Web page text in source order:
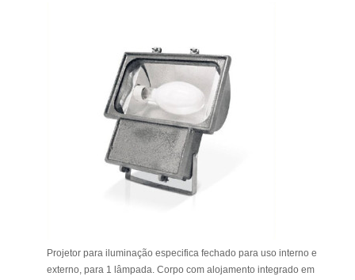
Projetor para iluminação especifica fechado para uso interno e
externo, para 1 lâmpada. Corpo com alojamento integrado em